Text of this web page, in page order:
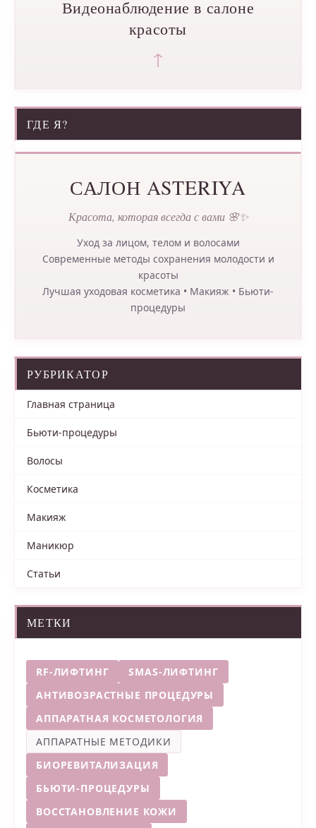
Видеонаблюдение в салоне
красоты
↑
ГДЕ Я?
САЛОН ASTERIYA
Красота, которая всегда с вами 🌸✨
Уход за лицом, телом и волосами
Современные методы сохранения молодости и
красоты
Лучшая уходовая косметика • Макияж • Бьюти-
процедуры
РУБРИКАТОР
Главная страница
Бьюти-процедуры
Волосы
Косметика
Макияж
Маникюр
Статьи
МЕТКИ
RF-ЛИФТИНГ
SMAS-ЛИФТИНГ
АНТИВОЗРАСТНЫЕ ПРОЦЕДУРЫ
АППАРАТНАЯ КОСМЕТОЛОГИЯ
АППАРАТНЫЕ МЕТОДИКИ
БИОРЕВИТАЛИЗАЦИЯ
БЬЮТИ-ПРОЦЕДУРЫ
ВОССТАНОВЛЕНИЕ КОЖИ